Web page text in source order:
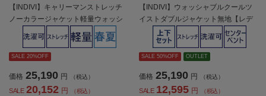
【INDIVI】キャリーマンストレッチ
ノーカラージャケット軽量ウォッシ
ャブル春夏【レディース】
SALE 20%OFF
価格 25,190 円 （税込）
SALE 20,152 円 （税込）
【INDIVI】ウォッシャブルクールツ
イストダブルジャケット無地【レデ
ィース】
SALE 50%OFF OUTLET
価格 25,190 円 （税込）
SALE 12,595 円 （税込）